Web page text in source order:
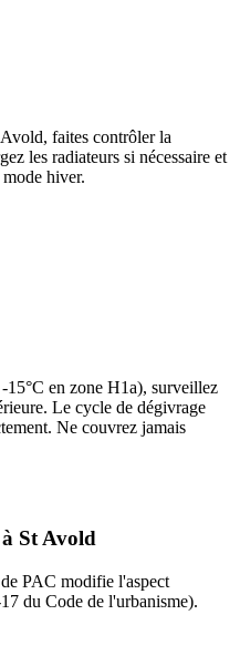
faites contrôler la
les radiateurs si nécessaire et
hiver.
15°C en zone H1a), surveillez
Le cycle de dégivrage
Ne couvrez jamais
St Avold
PAC modifie l'aspect
du Code de l'urbanisme).